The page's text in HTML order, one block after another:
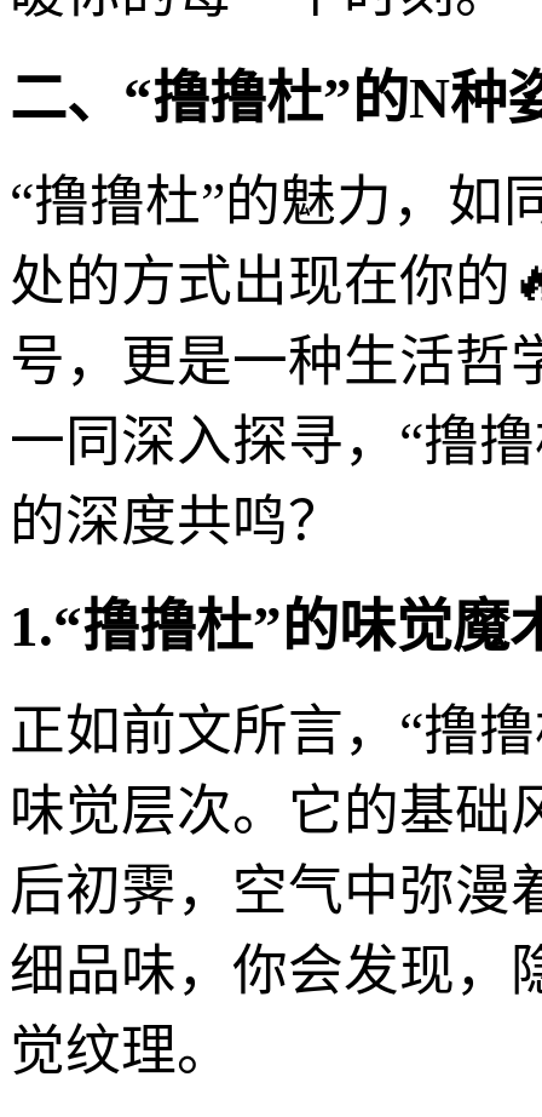
二、“撸撸杜”的N种
“撸撸杜”的魅力，如
处的方式出现在你的
号，更是一种生活哲
一同深入探寻，“撸
的深度共鸣？
1.“撸撸杜”的味觉魔
正如前文所言，“撸
味觉层次。它的基础
后初霁，空气中弥漫
细品味，你会发现，
觉纹理。